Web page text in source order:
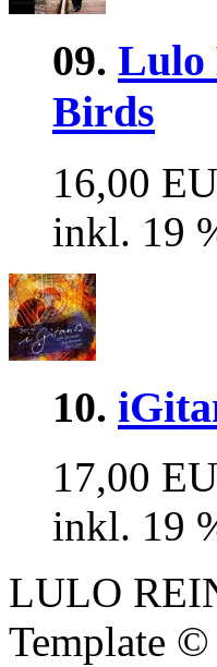
09. Lulo
Birds
16,00
inkl. 19
10.
17,00
inkl. 19
LULO
Template